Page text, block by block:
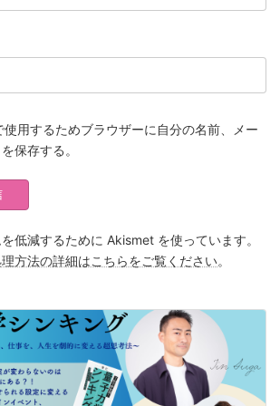
使用するためブラウザーに自分の名前、メー
保存する。
低減するために Akismet を使っています。
方法の詳細はこちらをご覧ください。